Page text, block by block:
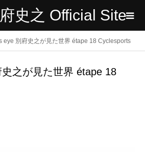
史之 Official Site
eye 別府史之が見た世界 étape 18 Cyclesports
史之が見た世界 étape 18